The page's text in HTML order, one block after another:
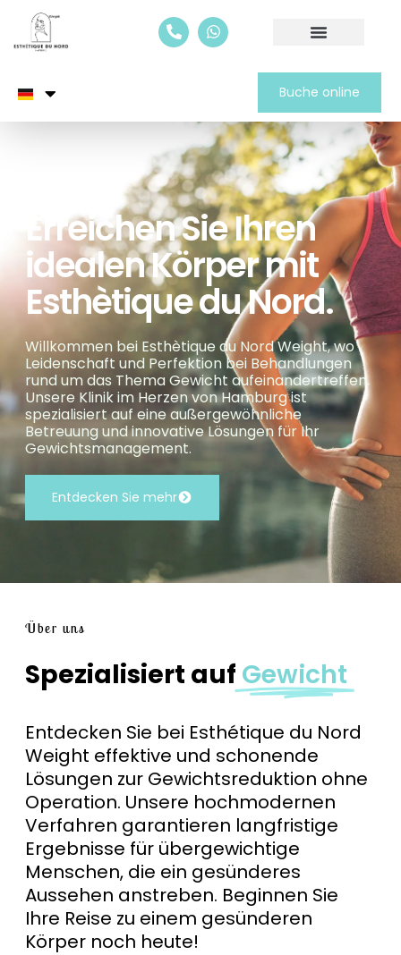
Buche online
Erreichen Sie Ihren
idealen Körper mit
Esthètique du Nord.
Willkommen bei Esthètique du Nord Weight, wo
Leidenschaft und Perfektion bei Behandlungen
rund um das Thema Gewicht aufeinandertreffen.
Unsere Klinik im Herzen von Hamburg ist
spezialisiert auf eine außergewöhnliche
Betreuung und innovative Lösungen für Ihr
Gewichtsmanagement.
Entdecken Sie mehr
Über uns
Spezialisiert auf Gewicht
Entdecken Sie bei Esthétique du Nord
Weight effektive und schonende
Lösungen zur Gewichtsreduktion ohne
Operation. Unsere hochmodernen
Verfahren garantieren langfristige
Ergebnisse für übergewichtige
Menschen, die ein gesünderes
Aussehen anstreben. Beginnen Sie
Ihre Reise zu einem gesünderen
Körper noch heute!